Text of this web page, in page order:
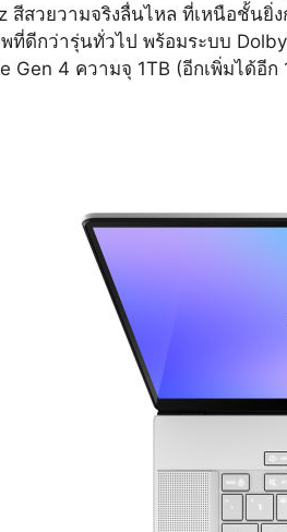
สีสวยวามจริงลื่นไหล ที่เหนือชั้นยิ่
ที่ดีกว่ารุ่นทั่วไป พร้อมระบบ
Gen 4 ความจุ 1TB (อีกเพิ่มได้อี